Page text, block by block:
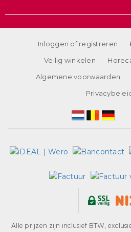
Inloggen of registreren
Veilig winkelen
Algemene voorwaarden
Alle prijzen zijn inclusief BTW,